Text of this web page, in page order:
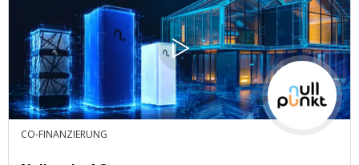
CO-FINANZIERUNG